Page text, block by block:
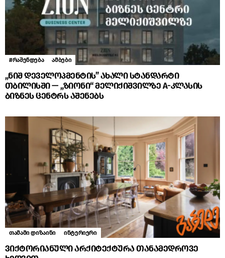
#რაშენდება ამბები
„ნიშ დეველოპმენტის” ახალი სტანდარტი
თბილისში — „ზიონი“ მელიქიშვილზე A-კლასის
ბიზნეს ცენტრს აშენებს
თამამი დიზაინი ინტერიერი
ვიქტორიანული არქიტექტურა თანამედროვე